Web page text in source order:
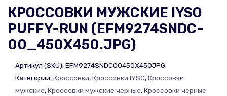
КРОССОВКИ МУЖСКИЕ IYSO
PUFFY-RUN (EFM9274SNDC-
00_450X450.JPG)
Артикул (SKU): EFM9274SNDC00450X450JPG
Категорий: Кроссовки,Кроссовки IYSO,Кроссовки
мужские,Кроссовки мужские черные,Кроссовки черные